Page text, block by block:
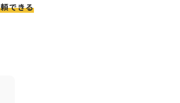
できる